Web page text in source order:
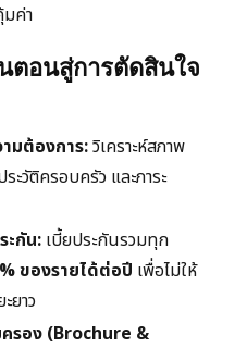
ค่า
ตอนสู่การตัดสินใจ
ามต้องการ:วิเคราะห์สภาพ
ะวัติครอบครัว และภาระ
ะกัน: เบี้ยประกันรวมทุก
ของรายได้ต่อปี เพื่อไม่ให้
ยาว
รอง (Brochure &